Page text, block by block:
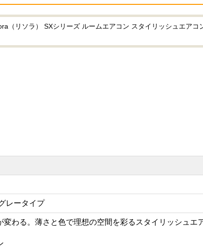
（リソラ） SXシリーズ ルームエアコン スタイリッシュエア
レータイプ
変わる。薄さと色で理想の空間を彩るスタイリッシュエ